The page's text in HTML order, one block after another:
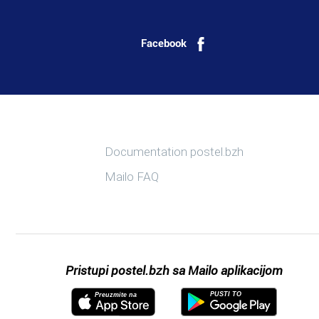
Facebook
Više informacija
Documentation postel.bzh
Mailo FAQ
Pristupi postel.bzh sa Mailo aplikacijom
Preuzmite na PUSTI TO